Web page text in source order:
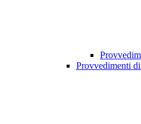
Provvedimenti